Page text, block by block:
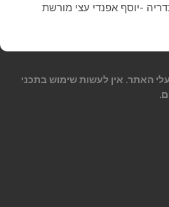
-יוסף אפנדי עצי מורשת
האתר. אין לעשות שימוש בתכני